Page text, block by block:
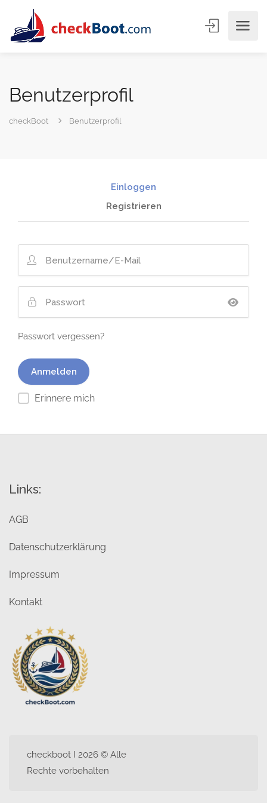
Benutzerprofil
checkBoot Benutzerprofil
Einloggen
Registrieren
Passwort vergessen?
Erinnere mich
Links:
AGB
Datenschutzerklärung
Impressum
Kontakt
checkboot I 2026 © Alle
Rechte vorbehalten